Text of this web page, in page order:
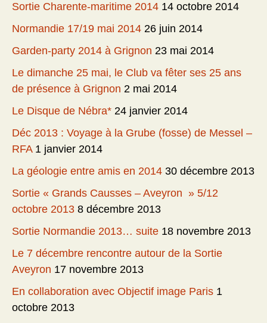
Sortie Charente-maritime 2014 14 octobre 2014
Normandie 17/19 mai 2014 26 juin 2014
Garden-party 2014 à Grignon 23 mai 2014
Le dimanche 25 mai, le Club va fêter ses 25 ans
de présence à Grignon 2 mai 2014
Le Disque de Nébra* 24 janvier 2014
Déc 2013 : Voyage à la Grube (fosse) de Messel –
RFA 1 janvier 2014
La géologie entre amis en 2014 30 décembre 2013
Sortie « Grands Causses – Aveyron » 5/12
octobre 2013 8 décembre 2013
Sortie Normandie 2013… suite 18 novembre 2013
Le 7 décembre rencontre autour de la Sortie
Aveyron 17 novembre 2013
En collaboration avec Objectif image Paris 1
octobre 2013